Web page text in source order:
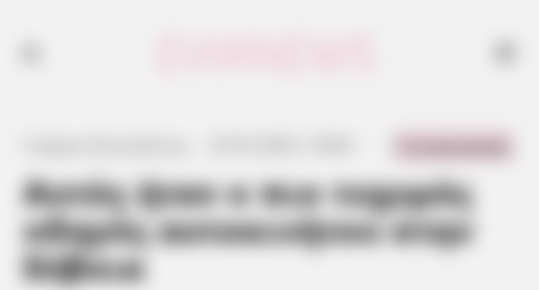
Αυτός ήταν ο πιο τυχερός
οδηγός αυτοκινήτου στην
Εύβοια